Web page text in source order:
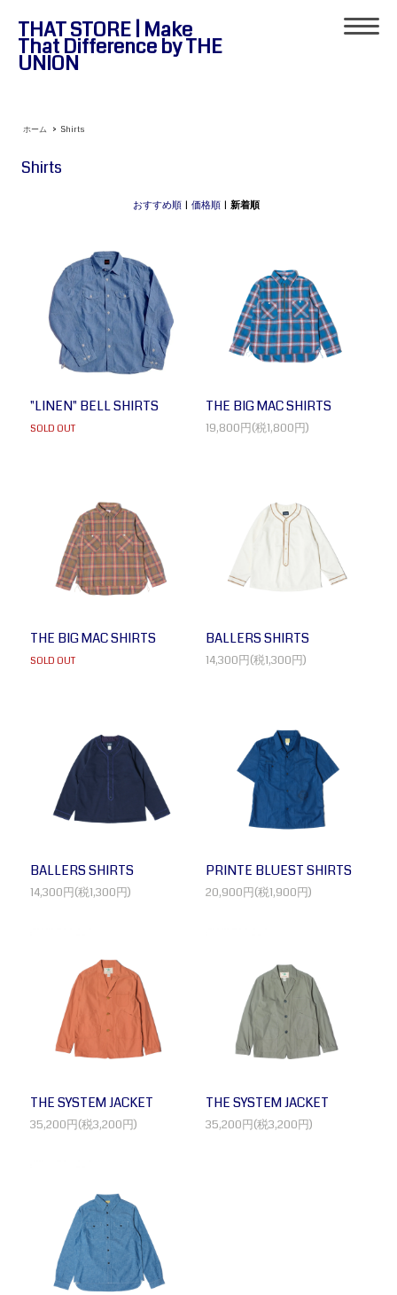
THAT STORE | Make
That Difference by THE
UNION
ホーム > Shirts
Shirts
おすすめ順 |価格順 |新着順
"LINEN" BELL SHIRTS
SOLD OUT
THE BIG MAC SHIRTS
19,800円(税1,800円)
THE BIG MAC SHIRTS
SOLD OUT
BALLERS SHIRTS
14,300円(税1,300円)
BALLERS SHIRTS
14,300円(税1,300円)
PRINTE BLUEST SHIRTS
20,900円(税1,900円)
THE SYSTEM JACKET
35,200円(税3,200円)
THE SYSTEM JACKET
35,200円(税3,200円)